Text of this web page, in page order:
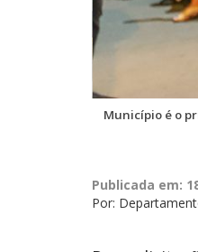
Município é o
Publicada em:
Por: